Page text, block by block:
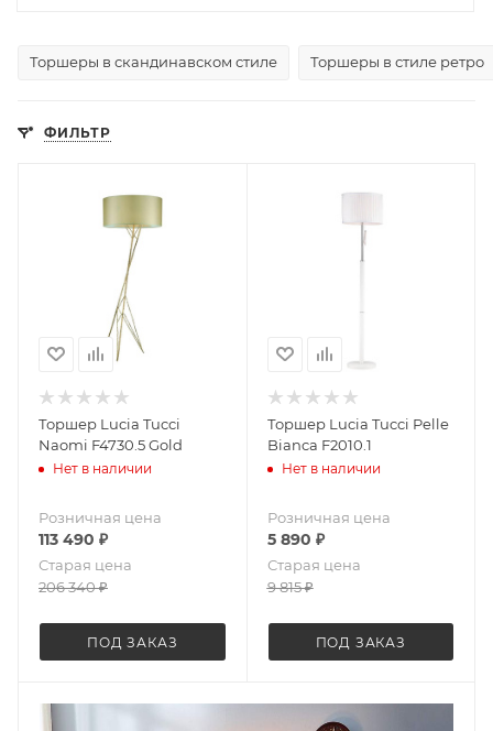
Торшеры в скандинавском стиле Торшеры в стиле ретро
ФИЛЬТР
Торшер Lucia Tucci
Naomi F4730.5 Gold
Нет в наличии
Розничная цена
113 490 ₽
Старая цена
206 340₽
ПОД ЗАКАЗ
Торшер Lucia Tucci Pelle
Bianca F2010.1
Нет в наличии
Розничная цена
5 890 ₽
Старая цена
9 815₽
ПОД ЗАКАЗ